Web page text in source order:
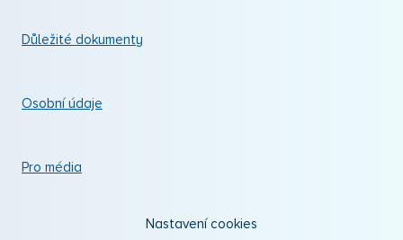
Důležité dokumenty
Osobní údaje
Pro média
Nastavení cookies